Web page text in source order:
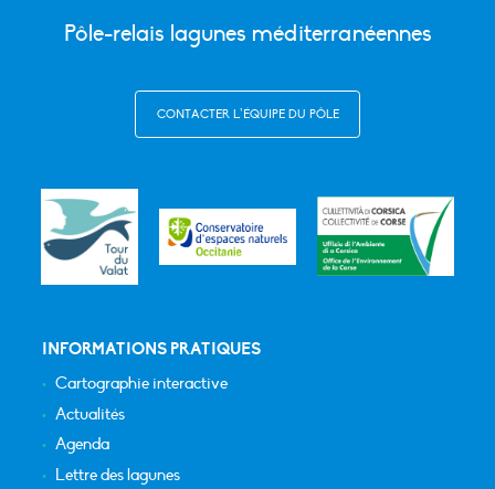
Pôle-relais lagunes méditerranéennes
CONTACTER L’ÉQUIPE DU PÔLE
INFORMATIONS PRATIQUES
Cartographie interactive
Actualités
Agenda
Lettre des lagunes